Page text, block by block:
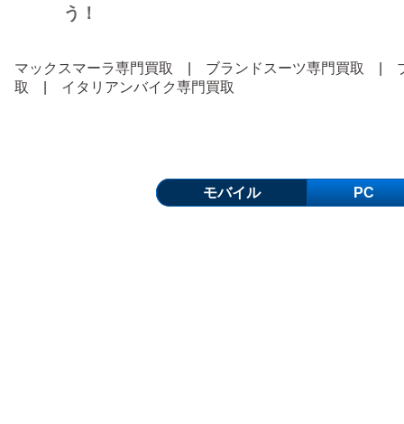
う！
マックスマーラ専門買取 ブランドスーツ専門買取
取
イタリアンバイク専門買取
モバイル PC